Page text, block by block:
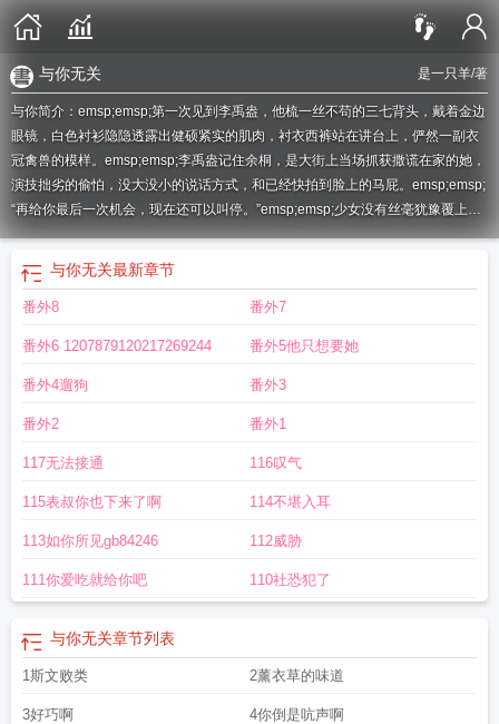
是一只羊/著
与你无关
与你简介：emsp;emsp;第一次见到李禹盎，他梳一丝不苟的三七背头，戴着金边
眼镜，白色衬衫隐隐透露出健硕紧实的肌肉，衬衣西裤站在讲台上，俨然一副衣
冠禽兽的模样。emsp;emsp;李禹盎记住余桐，是大街上当场抓获撒谎在家的她，
演技拙劣的偷怕，没大没小的说话方式，和已经快拍到脸上的马屁。emsp;emsp;
“再给你最后一次机会，现在还可以叫停。”emsp;emsp;少女没有丝毫犹豫覆上他
的薄唇。emsp;emsp;师生emsp;emsp;道貌岸然男老师×古灵精怪女学生与你科技
与你编缀的泡沫 与你号
轻 与你若只如初见何须感伤什么意思
世界尽头漫画免费阅读
与你千般好与你相恋到生命尽头漫画免费观
号怎么
不见路远 与你到永久原唱
软件与你十年予我半生 与你平行by归鸿落雪
你相恋到生命尽头
与你app是诈骗软件吗
久伍佰歌曲与你安卓版最新版本 与你相遇的日子
头在线观看与你聊天软件安装 与你在一起游戏攻略与你聊天软件
共5未来已来阅读短文答案
与你轻眠萝宁全文免费阅读
恋爱 大包子 笔趣阅读与你相恋到生命尽头 漫画与你相遇好幸运
就像一场梦是什么歌与你科技与你官方与你无关原唱完整版与你相遇作文
与你无关最新章节
番外8 番外7
番外6 1207879120217269244 番外5他只想要她
番外4遛狗 番外3
番外2 番外1
117无法接通 116叹气
115表叔你也下来了啊 114不堪入耳
113如你所见gb84246 112威胁
111你爱吃就给你吧 110社恐犯了
与你无关章节列表
1斯文败类 2薰衣草的味道
3好巧啊 4你倒是吭声啊